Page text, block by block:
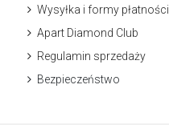
Wysyłka i formy płatności
Apart Diamond Club
Regulamin sprzedaży
Bezpieczeństwo